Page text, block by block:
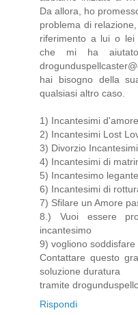
Da allora, ho
problema di
riferimento a lui o lei
che mi ha
hai bisogno della
qualsiasi altro caso.
1) Incantesimi d'amore
2) Incantesimi Lost
3) Divorzio Incantesimi
4) Incantesimi di
5) Incantesimo legante.
6) Incantesimi di
7) Sfilare un Amore
8.) Vuoi essere
incantesimo
9) vogliono soddisfare
Contattare questo
soluzione duratura
tramite
Rispondi